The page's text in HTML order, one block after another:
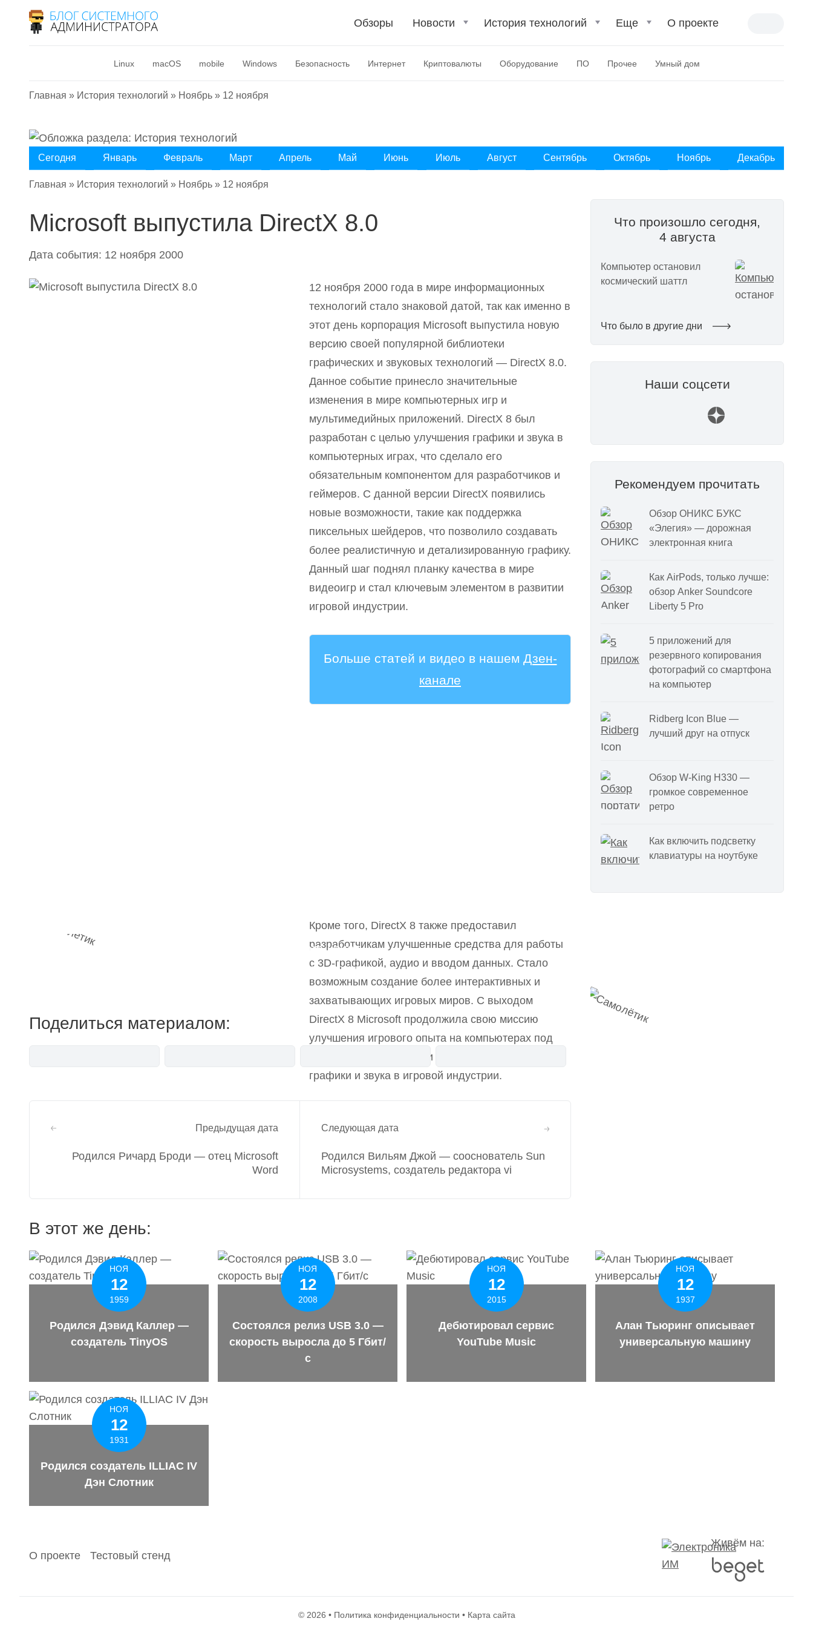
Обзоры Новости История технологий Еще О проекте
Linux macOS mobile Windows Безопасность Интернет Криптовалюты Оборудование ПО Прочее Умный дом
Главная » История технологий » Ноябрь » 12 ноября
Сегодня Январь Февраль Март Апрель Май Июнь Июль Август Сентябрь Октябрь Ноябрь Декабрь
Главная » История технологий » Ноябрь » 12 ноября
Microsoft выпустила DirectX 8.0
Дата события: 12 ноября 2000
12 ноября 2000 года в мире информационных
технологий стало знаковой датой, так как именно в
этот день корпорация Microsoft выпустила новую
версию своей популярной библиотеки
графических и звуковых технологий — DirectX 8.0.
Данное событие принесло значительные
изменения в мире компьютерных игр и
мультимедийных приложений. DirectX 8 был
разработан с целью улучшения графики и звука в
компьютерных играх, что сделало его
обязательным компонентом для разработчиков и
геймеров. С данной версии DirectX появились
новые возможности, такие как поддержка
пиксельных шейдеров, что позволило создавать
более реалистичную и детализированную графику.
Данный шаг поднял планку качества в мире
видеоигр и стал ключевым элементом в развитии
игровой индустрии.
Больше статей и видео в нашем Дзен-
канале
Кроме того, DirectX 8 также предоставил
разработчикам улучшенные средства для работы
с 3D-графикой, аудио и вводом данных. Стало
возможным создание более интерактивных и
захватывающих игровых миров. С выходом
DirectX 8 Microsoft продолжила свою миссию
улучшения игрового опыта на компьютерах под
управлением Windows и повысила стандарты
графики и звука в игровой индустрии.
Наш Telegram-канал
анонсы новости
Поделиться материалом:
записям
Предыдущая дата
Родился Ричард Броди — отец Microsoft
Word
Следующая дата
Родился Вильям Джой — сооснователь Sun
Microsystems, создатель редактора vi
Что произошло сегодня,
4 августа
Компьютер остановил
космический шаттл
Что было в другие дни
Наши соцсети
Рекомендуем прочитать
Обзор ОНИКС БУКС
«Элегия» — дорожная
электронная книга
Как AirPods, только лучше:
обзор Anker Soundcore
Liberty 5 Pro
5 приложений для
резервного копирования
фотографий со смартфона
на компьютер
Ridberg Icon Blue —
лучший друг на отпуск
Обзор W-King H330 —
громкое современное
ретро
Как включить подсветку
клавиатуры на ноутбуке
В этот же день:
Родился Дэвид Каллер —
создатель TinyOS
НОЯ
12
1959
Состоялся релиз USB 3.0 —
скорость выросла до 5 Гбит/
с
НОЯ
12
2008
Дебютировал сервис
YouTube Music
НОЯ
12
2015
Алан Тьюринг описывает
универсальную машину
НОЯ
12
1937
Родился создатель ILLIAC IV
Дэн Слотник
НОЯ
12
1931
О проекте Тестовый стенд
Живём на:
© 2026 • Политика конфиденциальности • Карта сайта